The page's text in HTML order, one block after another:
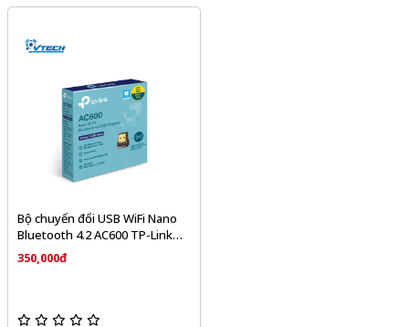
Bộ chuyển đổi USB WiFi Nano
Bluetooth 4.2 AC600 TP-Link
Archer T2UB Nano
350,000đ